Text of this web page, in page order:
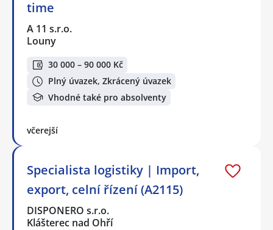
time
A 11 s.r.o.
Louny
30 000 – 90 000 Kč
Plný úvazek, Zkrácený úvazek
Vhodné také pro absolventy
včerejší
Specialista logistiky | Import,
export, celní řízení (A2115)
DISPONERO s.r.o.
Klášterec nad Ohří